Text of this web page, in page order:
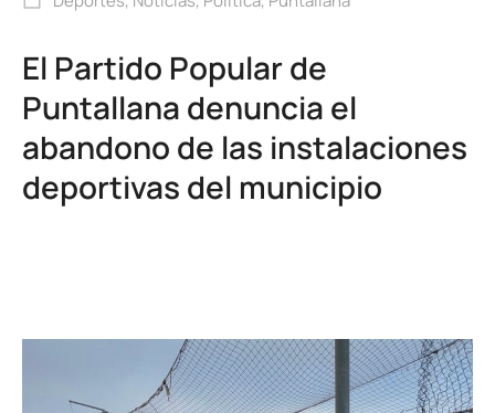
El Partido Popular de
Puntallana denuncia el
abandono de las instalaciones
deportivas del municipio